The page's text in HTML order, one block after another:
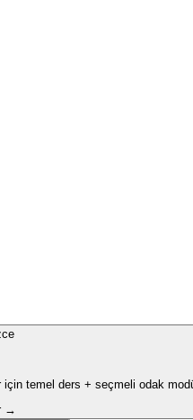
temel ders + seçmeli odak
→